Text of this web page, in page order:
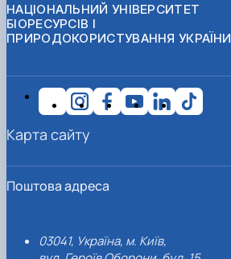
НАЦІОНАЛЬНИЙ УНІВЕРСИТЕТ
БІОРЕСУРСІВ І
ПРИРОДОКОРИСТУВАННЯ УКРАЇНИ
Поштова адреса
03041, Україна, м. Київ,
Карта сайту